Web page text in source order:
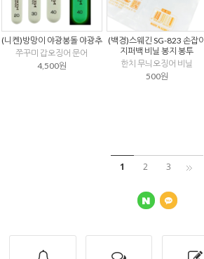
(니켄)방망이 야광봉돌 야광추
쭈꾸미 갑오징어 문어
4,500원
(백경)스웨긴 SG-823 손잡이
지퍼백 비닐 봉지 봉투
한치 무늬오징어 비닐
500원
1 2 3